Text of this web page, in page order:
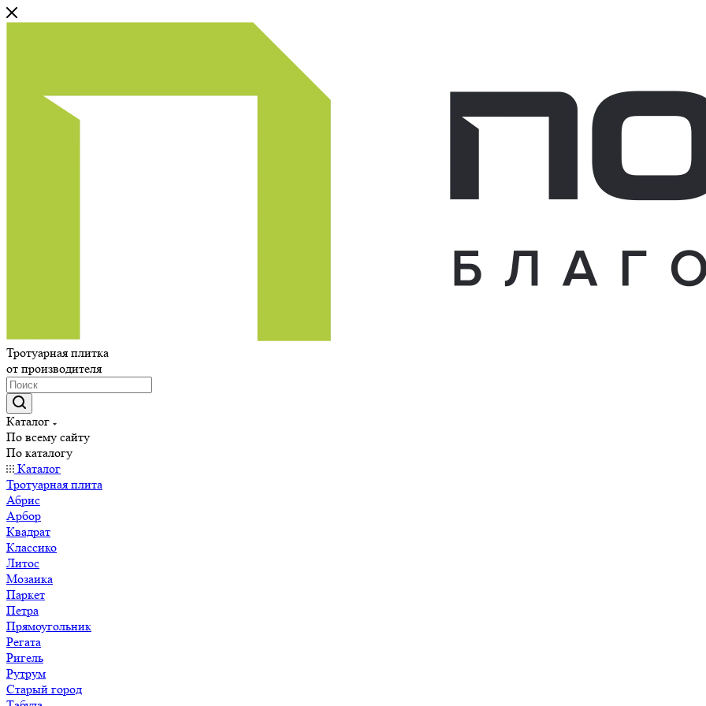
Тротуарная плитка
от производителя
Каталог
По всему сайту
По каталогу
Каталог
Тротуарная плита
Абрис
Арбор
Квадрат
Классико
Литос
Мозаика
Паркет
Петра
Прямоугольник
Регата
Ригель
Рутрум
Старый город